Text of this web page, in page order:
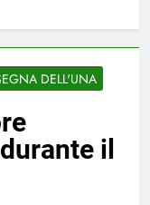
DELL'UNA
il